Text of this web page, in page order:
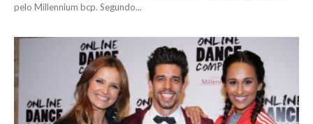
pelo Millennium bcp. Segundo...